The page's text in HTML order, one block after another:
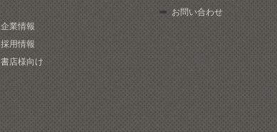
企業情報
採用情報
書店様向け
お問い合わせ